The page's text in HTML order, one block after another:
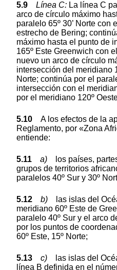
5.9 Línea C: La línea C
arco de círculo máximo
paralelo 65º 30’ Norte con
estrecho de Bering;
máximo hasta el punto de
165º Este Greenwich con
nuevo un arco de círculo
intersección del meridiano
Norte; continúa por el
intersección con el
por el meridiano 120º
5.10
A los efectos de la
Reglamento, por «Zona
entiende:
5.11 a) los países,
grupos de territorios
paralelos 40º Sur y 30º
5.12 b) las islas del
meridiano 60º Este de
paralelo 40º Sur y el arco
por los puntos de
60º Este, 15º Norte;
5.13 c) las islas del
línea B definida en el